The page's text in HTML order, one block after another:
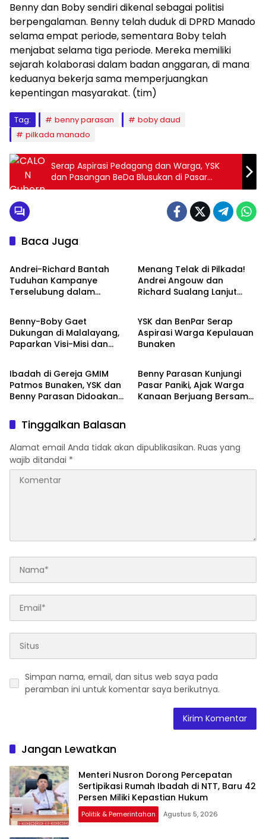
Benny dan Boby sendiri dikenal sebagai politisi
berpengalaman. Benny telah duduk di DPRD Manado
selama empat periode, sementara Boby telah
menjabat selama tiga periode. Mereka memiliki
sejarah kolaborasi dalam badan anggaran, di mana
keduanya bekerja sama memperjuangkan
kepentingan masyarakat. (tim)
Tag: benny parasan
boby daud
pilkada manado
Serap Aspirasi Pedagang dan Warga, YSK
dan Pasangan BeDa Blusukan di Pasar
Bersehati Manado
Baca Juga
Hukum & Kriminal
Andrei-Richard Bantah
Tuduhan Kampanye
Terselubung dalam
Menang Telak di Pilkada!
Andrei Angouw dan
Richard Sualang Lanjut
Politik & Pemerintahan
Benny-Boby Gaet
Dukungan di Malalayang,
Paparkan Visi-Misi dan
Politik & Pemerintahan
YSK dan BenPar Serap
Aspirasi Warga Kepulauan
Bunaken
Peristiwa
Ibadah di Gereja GMIM
Patmos Bunaken, YSK dan
Benny Parasan Didoakan
Peristiwa
Benny Parasan Kunjungi
Pasar Paniki, Ajak Warga
Kanaan Berjuang Bersama,
Tinggalkan Balasan
Alamat email Anda tidak akan dipublikasikan. Ruas yang
wajib ditandai *
Simpan nama, email, dan situs web saya pada
peramban ini untuk komentar saya berikutnya.
Jangan Lewatkan
Menteri Nusron Dorong Percepatan
Sertipikasi Rumah Ibadah di NTT, Baru 42
Persen Miliki Kepastian Hukum
Politik & Pemerintahan Agustus 5, 2026